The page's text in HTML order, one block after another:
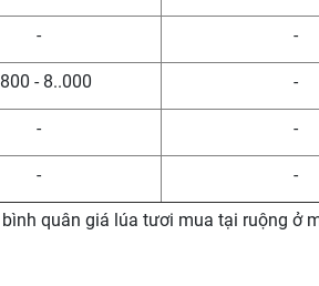
- -
- 8..000 -
- -
- -
quân giá lúa tươi mua tại ruộng ở